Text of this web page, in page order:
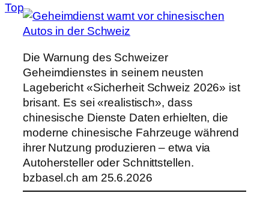
Top
Die Warnung des Schweizer
Geheimdienstes in seinem neusten
Lagebericht «Sicherheit Schweiz 2026» ist
brisant. Es sei «realistisch», dass
chinesische Dienste Daten erhielten, die
moderne chinesische Fahrzeuge während
ihrer Nutzung produzieren – etwa via
Autohersteller oder Schnittstellen.
bzbasel.ch am 25.6.2026